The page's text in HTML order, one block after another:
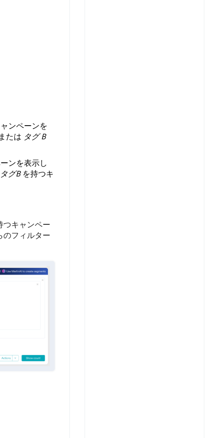
ンペーンを
たは タグ B
ンを表示し
タグB を持つキ
つキャンペー
のフィルター